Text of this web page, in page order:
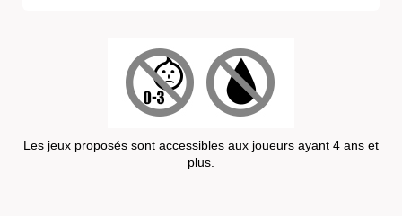
Les jeux proposés sont accessibles aux joueurs ayant 4 ans et
plus.